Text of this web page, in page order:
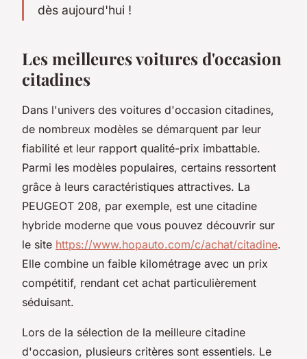
dès aujourd'hui !
Les meilleures voitures d'occasion
citadines
Dans l'univers des voitures d'occasion citadines,
de nombreux modèles se démarquent par leur
fiabilité et leur rapport qualité-prix imbattable.
Parmi les modèles populaires, certains ressortent
grâce à leurs caractéristiques attractives. La
PEUGEOT 208, par exemple, est une citadine
hybride moderne que vous pouvez découvrir sur
le site https://www.hopauto.com/c/achat/citadine.
Elle combine un faible kilométrage avec un prix
compétitif, rendant cet achat particulièrement
séduisant.
Lors de la sélection de la meilleure citadine
d'occasion, plusieurs critères sont essentiels. Le